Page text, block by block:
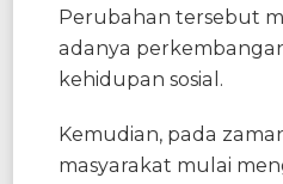
Perubahan tersebut
adanya
kehidupan sosial.
Kemudian, pada
masyarakat mulai